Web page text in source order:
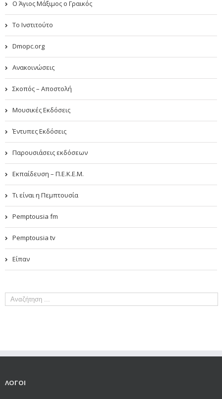
Ο Άγιος Μάξιμος ο Γραικός
Το Ινστιτούτο
Dmopc.org
Ανακοινώσεις
Σκοπός – Αποστολή
Μουσικές Εκδόσεις
Έντυπες Εκδόσεις
Παρουσιάσεις εκδόσεων
Εκπαίδευση – Π.Ε.Κ.Ε.Μ.
Τι είναι η Πεμπτουσία
Pemptousia fm
Pemptousia tv
Είπαν
ΛΟΓΟΙ